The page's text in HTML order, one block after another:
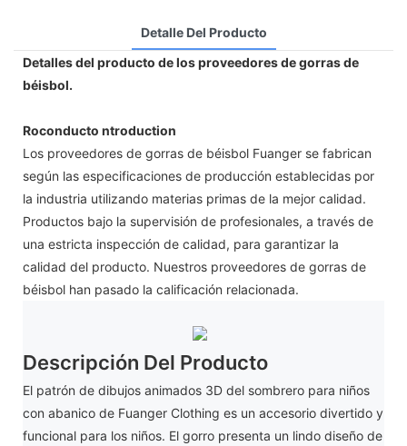
Detalle Del Producto
Detalles del producto de los proveedores de gorras de
béisbol.
Roconducto ntroduction
Los proveedores de gorras de béisbol Fuanger se fabrican
según las especificaciones de producción establecidas por
la industria utilizando materias primas de la mejor calidad.
Productos bajo la supervisión de profesionales, a través de
una estricta inspección de calidad, para garantizar la
calidad del producto. Nuestros proveedores de gorras de
béisbol han pasado la calificación relacionada.
Descripción Del Producto
El patrón de dibujos animados 3D del sombrero para niños
con abanico de Fuanger Clothing es un accesorio divertido y
funcional para los niños. El gorro presenta un lindo diseño de